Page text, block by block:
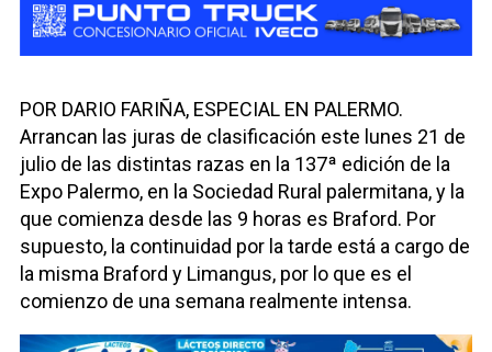
POR DARIO FARIÑA, ESPECIAL EN PALERMO.
Arrancan las juras de clasificación este lunes 21 de
julio de las distintas razas en la 137ª edición de la
Expo Palermo, en la Sociedad Rural palermitana, y la
que comienza desde las 9 horas es Braford. Por
supuesto, la continuidad por la tarde está a cargo de
la misma Braford y Limangus, por lo que es el
comienzo de una semana realmente intensa.